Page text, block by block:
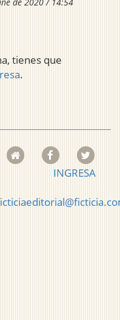
tienes que
.
INGRESA